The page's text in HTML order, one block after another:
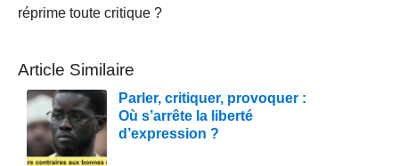
réprime toute critique ?
Article Similaire
Parler, critiquer, provoquer :
Où s’arrête la liberté
d’expression ?